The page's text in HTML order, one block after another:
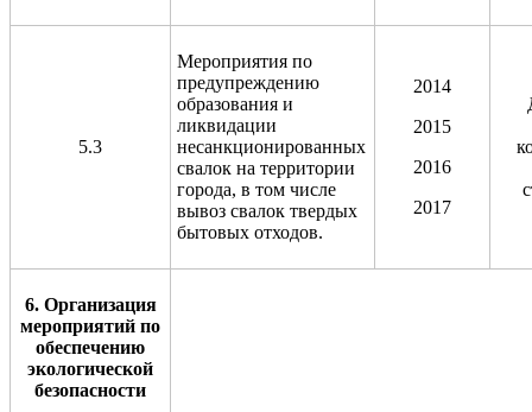
5.3
Мероприятия по
предупреждению
образования и
ликвидации
несанкционированных
свалок на территории
города, в том числе
вывоз свалок твердых
бытовых отходов.
2014
2015
2016
2017
6. Организация
мероприятий по
обеспечению
экологической
безопасности